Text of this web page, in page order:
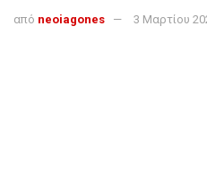
από neoiagones 3 Μαρτίου